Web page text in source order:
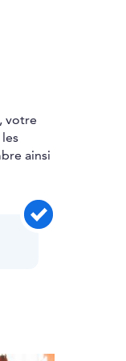
votre
ainsi